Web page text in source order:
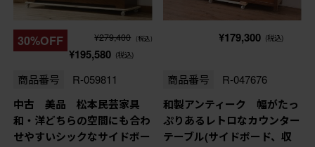
30%OFF ¥279,400 (税込)
¥195,580 (税込)
商品番号 R-059811
中古 美品 松本民芸家具
和・洋どちらの空間にも合わ
せやすいシックなサイドボー
¥179,300 (税込)
商品番号 R-047676
和製アンティーク 幅がたっ
ぷりあるレトロなカウンター
テーブル(サイドボード、収